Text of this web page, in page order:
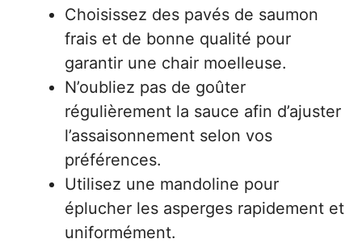
Choisissez des pavés de saumon
frais et de bonne qualité pour
garantir une chair moelleuse.
N’oubliez pas de goûter
régulièrement la sauce afin d’ajuster
l’assaisonnement selon vos
préférences.
Utilisez une mandoline pour
éplucher les asperges rapidement et
uniformément.